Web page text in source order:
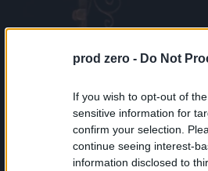
prod zero - Do Not
If you wish to opt-out of
sensitive information for
confirm your selection.
continue seeing interest-
information disclosed to